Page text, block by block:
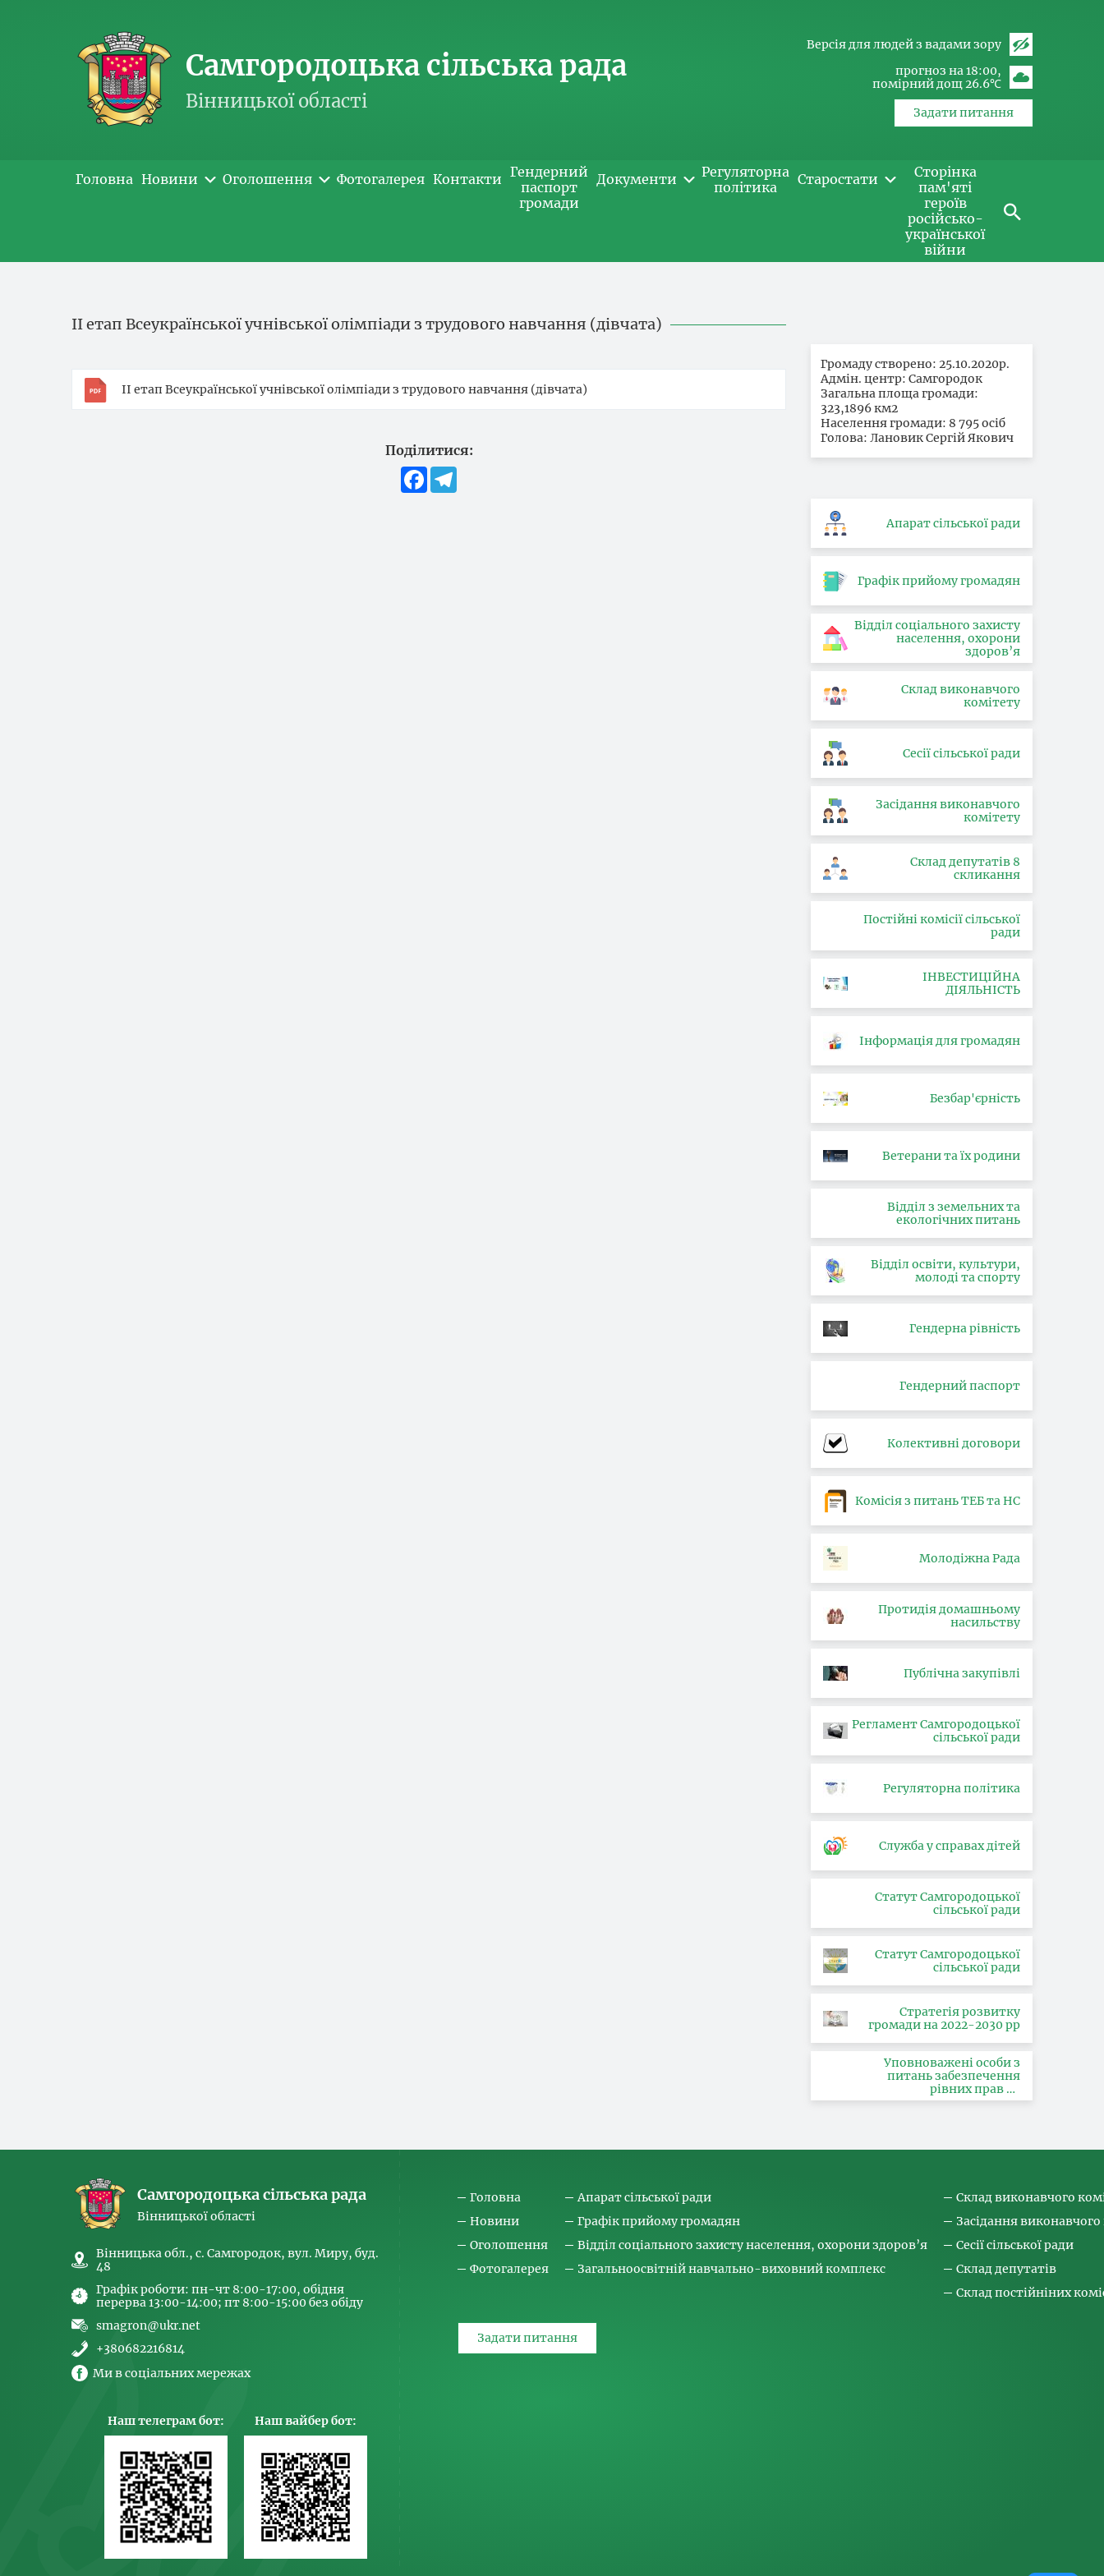
Самгородоцька сільська рада
Вінницької області
Версія для людей з вадами зору
прогноз на 18:00
помірний дощ 26.6℃
Задати питання
Головна Новини Оголошення Фотогалерея Контакти Гендерний
паспорт
громади
Документи
Регуляторна
політика
Старостати
Сторінка
пам'яті
героїв
російсько-
української
війни
ІІ етап Всеукраїнської учнівської олімпіади з трудового навчання (дівчата)
ІІ етап Всеукраїнської учнівської олімпіади з трудового навчання (дівчата)
Поділитися:
Facebook
Громаду створено: 25.10.2020р.
Адмін. центр: Самгородок
Загальна площа громади:
323,1896 км2
Населення громади: 8 795 осіб
Голова: Лановик Сергій Якович
Апарат сільської ради
Графік прийому громадян
Відділ соціального захисту
населення, охорони
здоров’я
Склад виконавчого
комітету
Сесії сільської ради
Засідання виконавчого
комітету
Склад депутатів 8
скликання
Постійні комісії сільської
ради
ІНВЕСТИЦІЙНА
ДІЯЛЬНІСТЬ
Інформація для громадян
Безбар'єрність
Ветерани та їх родини
Відділ з земельних та
екологічних питань
Відділ освіти, культури,
молоді та спорту
Гендерна рівність
Гендерний паспорт
Колективні договори
Комісія з питань ТЕБ та НС
Молодіжна Рада
Протидія домашньому
насильству
Публічна закупівлі
Регламент Самгородоцької
сільської ради
Регуляторна політика
Служба у справах дітей
Статут Самгородоцької
сільської ради
Статут Самгородоцької
сільської ради
Стратегія розвитку
громади на 2022-2030 рр
Уповноважені особи з
питань забезпечення
рівних прав та
можливостей жінок і
здійснення заходів,
людьми та координатора
Самгородоцька сільська рада
Вінницької області
Вінницька обл., с. Самгородок, вул. Миру, буд.
48
Графік роботи: пн-чт 8:00-17:00, обідня
перерва 13:00-14:00; пт 8:00-15:00 без обіду
smagron@ukr.net
+380682216814
Ми в соціальних мережах
Наш телеграм бот: Наш вайбер бот:
Головна
Новини
Оголошення
Фотогалерея
Апарат сільської ради
Графік прийому громадян
Відділ соціального захисту населення, охорони здоров’я
Загальноосвітній навчально-виховний комплекс
Склад виконавчого
Засідання
Сесії сільської ради
Склад депутатів
Склад постійніних
Задати питання